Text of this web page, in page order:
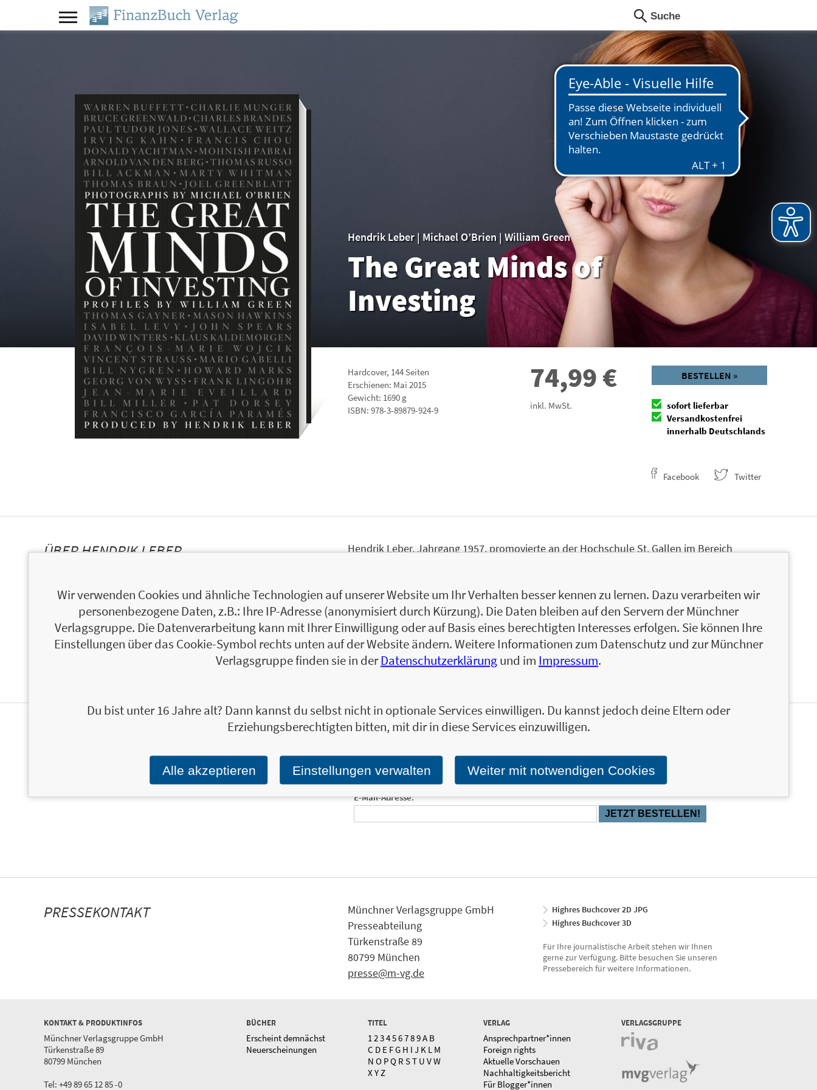
Hendrik Leber| Michael O’Brien|William Green
The Great Minds of
Investing
Hardcover, 144 Seiten
Erschienen: Mai 2015
Gewicht: 1690 g
ISBN: 978-3-89879-924-9
74,99€
inkl. MwSt.
BESTELLEN »
sofort lieferbar
Versandkostenfrei
innerhalb Deutschlands
Facebook Twitter
ÜBER HENDRIK LEBER
Hendrik Leber, Jahrgang 1957, promovierte an der Hochschule St. Gallen im Bereich
ab 1990 persönlich haftender Gesellschafter bei der Bankhaus Metzler: Metzler Consulting
KG. Seit 1995 ist er Geschäftsführender Gesellschafter der ACATIS Anlageberatung für
Investmentfonds (Vermögensverwaltung), eines Frankfurter Finanzportfolioverwalters.
Zum Profil von Hendrik Leber
NEWSLETTER FINANZBUCH VERLAG
Ja, ich will mit dem kostenlosen Newsletter des FinanzBuch Verlags über die aktuellen Trends im
Einmal pro Monat landen die aktuellsten Entwicklungen und Neuerscheinungen via Newsletter direkt
in Ihrem E-Mail-Postfach.
Bestellen Sie jetzt den FBV-Newsletter!
E-Mail-Adresse:
PRESSEKONTAKT
Münchner Verlagsgruppe GmbH
Presseabteilung
Türkenstraße 89
80799 München
presse@m-vg.de
Highres Buchcover 2D JPG
Highres Buchcover 3D
Für Ihre journalistische Arbeit stehen wir Ihnen
gerne zur Verfügung. Bitte besuchen Sie unseren
Pressebereich für weitere Informationen.
KONTAKT & PRODUKTINFOS
Münchner Verlagsgruppe GmbH
Türkenstraße 89
80799 München
Tel: +49 89 65 12 85 -0
BÜCHER
Erscheint demnächst
Neuerscheinungen
TITEL
1 23456789A B
C D E FG H I J K L M
N O PQ R ST U VW
X Y Z
VERLAG
Ansprechpartner*innen
Foreign rights
Aktuelle Vorschauen
Nachhaltigkeitsbericht
Für Blogger*innen
VERLAGSGRUPPE
Wir verwenden Cookies und ähnliche Technologien auf unserer Website um Ihr Verhalten besser kennen zu lernen. Dazu verarbeiten wir
personenbezogene Daten, z.B.: Ihre IP-Adresse (anonymisiert durch Kürzung). Die Daten bleiben auf den Servern der Münchner
Verlagsgruppe. Die Datenverarbeitung kann mit Ihrer Einwilligung oder auf Basis eines berechtigten Interesses erfolgen. Sie können Ihre
Einstellungen über das Cookie-Symbol rechts unten auf der Website ändern. Weitere Informationen zum Datenschutz und zur Münchner
Verlagsgruppe finden sie in derDatenschutzerklärungund im Impressum.
Du bist unter 16 Jahre alt? Dann kannst du selbst nicht in optionale Services einwilligen. Du kannst jedoch deine Eltern oder
Erziehungsberechtigten bitten, mit dir in diese Services einzuwilligen.
Alle akzeptieren Einstellungen verwalten Weiter mit notwendigen Cookies